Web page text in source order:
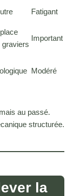
Fatigant
graviers
Important
Modéré
au passé.
structurée.
la